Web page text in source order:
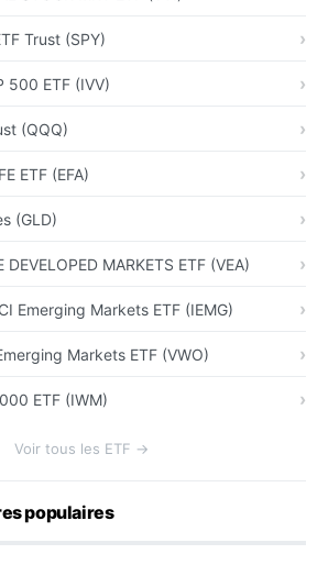
Trust (SPY)
500 ETF (IVV)
(QQQ)
ETF (EFA)
(GLD)
DEVELOPED MARKETS ETF (VEA)
Emerging Markets ETF (IEMG)
Markets ETF (VWO)
ETF (IWM)
Voir tous les ETF →
populaires